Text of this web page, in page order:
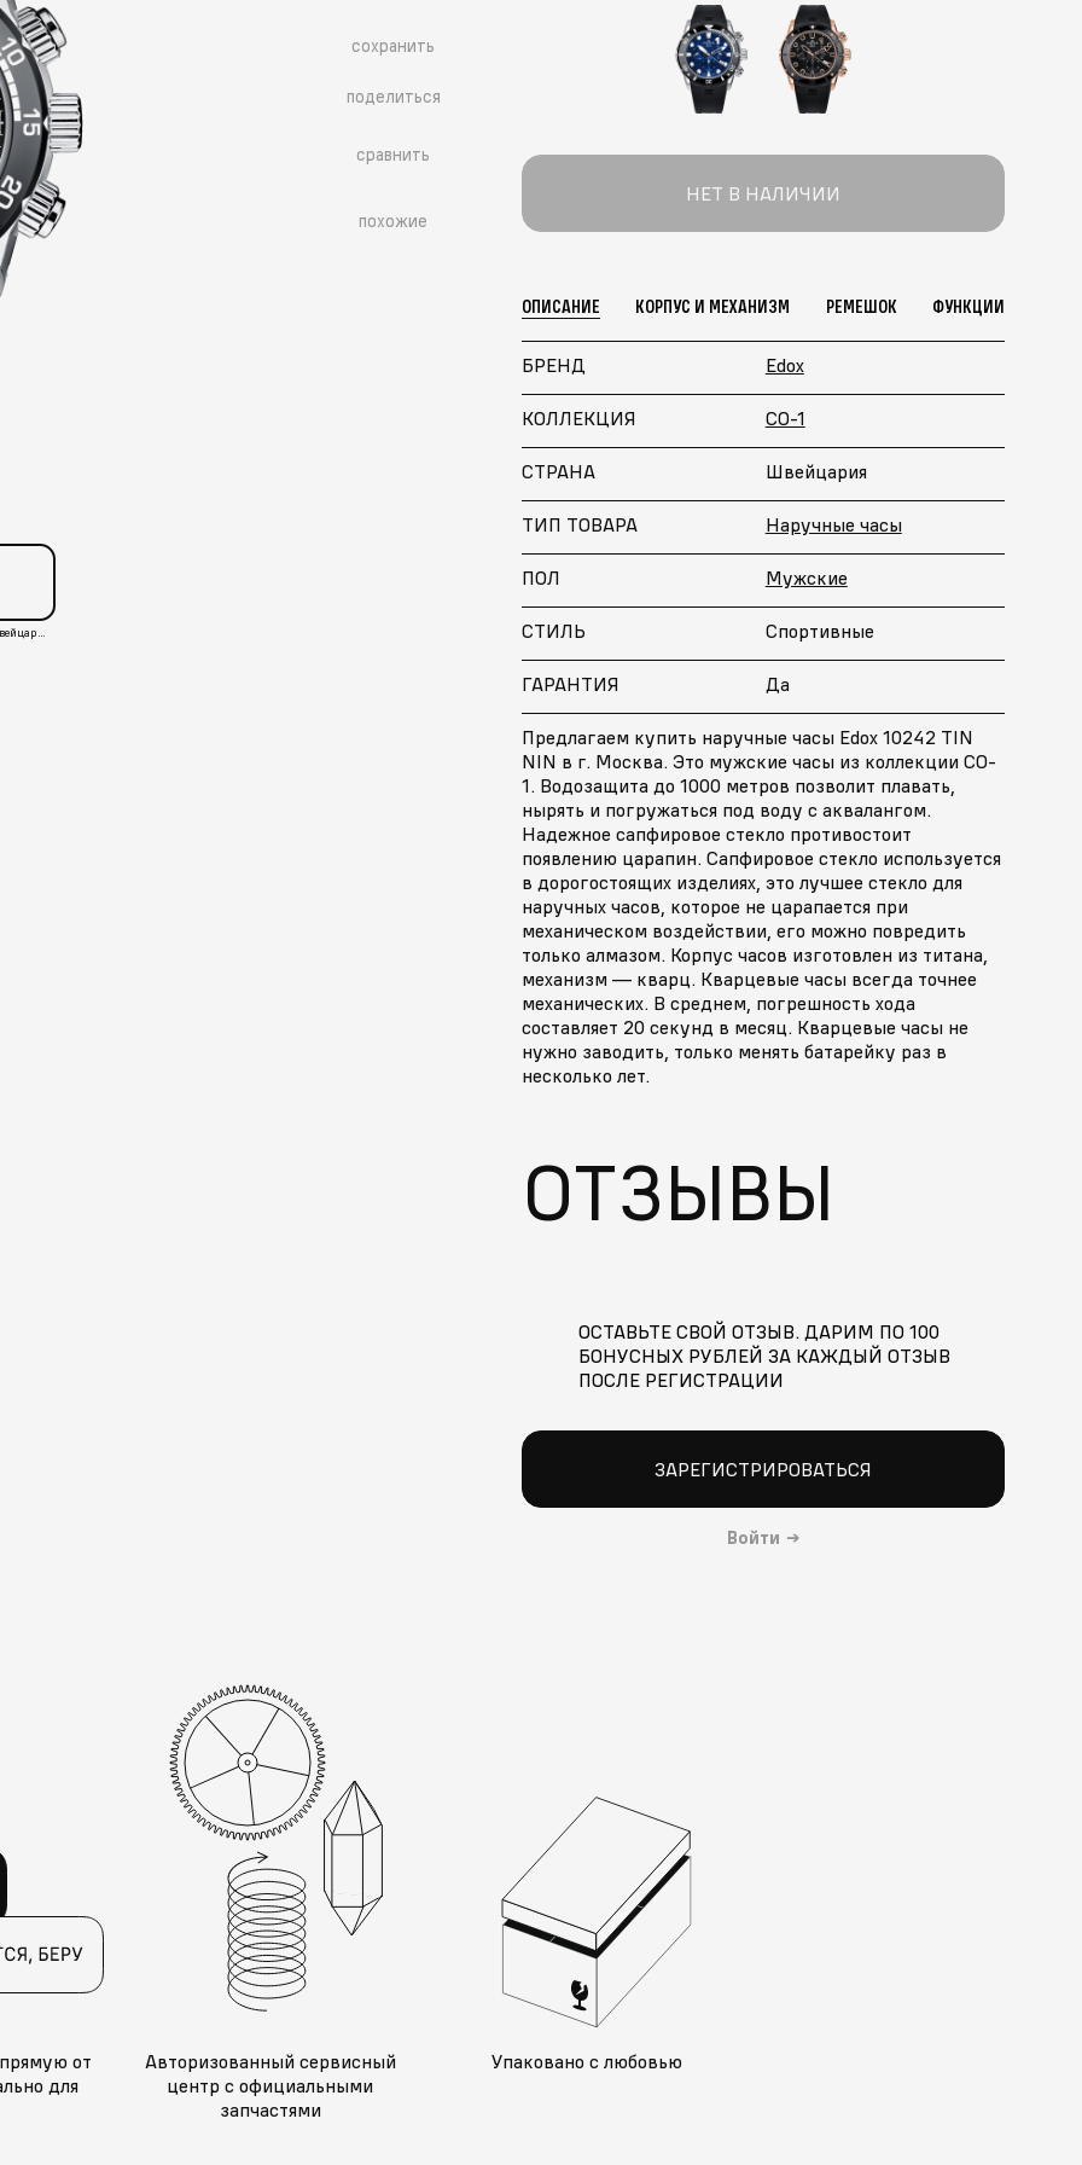
сохранить
поделиться
сравнить
похожие
НЕТ В НАЛИЧИИ
ОПИСАНИЕ КОРПУС И МЕХАНИЗМ РЕМЕШОК ФУНКЦИИ
БРЕНД Edox
КОЛЛЕКЦИЯ CO-1
СТРАНА Швейцария
ТИП ТОВАРА Наручные часы
ПОЛ Мужские
СТИЛЬ Спортивные
ГАРАНТИЯ Да
Предлагаем купить наручные часы Edox 10242 TIN
NIN в г. Москва. Это мужские часы из коллекции CO-
1. Водозащита до 1000 метров позволит плавать,
нырять и погружаться под воду с аквалангом.
Надежное сапфировое стекло противостоит
появлению царапин. Сапфировое стекло используется
в дорогостоящих изделиях, это лучшее стекло для
наручных часов, которое не царапается при
механическом воздействии, его можно повредить
только алмазом. Корпус часов изготовлен из титана,
механизм — кварц. Кварцевые часы всегда точнее
механических. В среднем, погрешность хода
составляет 20 секунд в месяц. Кварцевые часы не
нужно заводить, только менять батарейку раз в
несколько лет.
ОТЗЫВЫ
ОСТАВЬТЕ СВОЙ ОТЗЫВ. ДАРИМ ПО 100
БОНУСНЫХ РУБЛЕЙ ЗА КАЖДЫЙ ОТЗЫВ
ПОСЛЕ РЕГИСТРАЦИИ
ЗАРЕГИСТРИРОВАТЬСЯ
Войти →
от
для
Авторизованный сервисный
центр с официальными
запчастями
Упаковано с любовью